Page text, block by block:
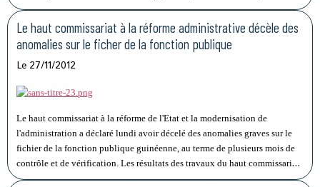
s'achemine vers les élections comme le prévoit le calendrier de la
CENI.
Le haut commissariat à la réforme administrative décèle des
anomalies sur le ficher de la fonction publique
Le 27/11/2012
Le haut commissariat à la réforme de l'Etat et la modernisation de
l'administration a déclaré lundi avoir décelé des anomalies graves sur le
fichier de la fonction publique guinéenne, au terme de plusieurs mois de
contrôle et de vérification. Les résultats des travaux du haut commissariat
sur le fichier des fonctionnaires publics a permis ainsi de repéré le cas 1